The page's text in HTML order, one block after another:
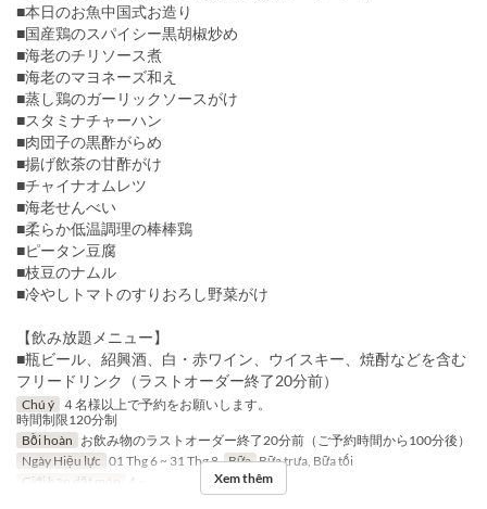
■本日のお魚中国式お造り
■国産鶏のスパイシー黒胡椒炒め
■海老のチリソース煮
■海老のマヨネーズ和え
■蒸し鶏のガーリックソースがけ
■スタミナチャーハン
■肉団子の黒酢がらめ
■揚げ飲茶の甘酢がけ
■チャイナオムレツ
■海老せんべい
■柔らか低温調理の棒棒鶏
■ピータン豆腐
■枝豆のナムル
■冷やしトマトのすりおろし野菜がけ
【飲み放題メニュー】
■瓶ビール、紹興酒、白・赤ワイン、ウイスキー、焼酎などを含む
フリードリンク（ラストオーダー終了20分前）
Chú ý
４名様以上で予約をお願いします。
時間制限120分制
Bồi hoàn お飲み物のラストオーダー終了20分前（ご予約時間から100分後）
Ngày Hiệu lực 01 Thg 6 ~ 31 Thg 8 Bữa Bữa trưa, Bữa tối
Giới hạn dặt món
4 ~ Xem thêm